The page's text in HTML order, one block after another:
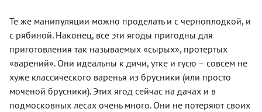
Те же манипуляции можно проделать и с черноплодкой, и
с рябиной. Наконец, все эти ягоды пригодны для
приготовления так называемых «сырых», протертых
«варений». Они идеальны к дичи, утке и гусю – совсем не
хуже классического варенья из брусники (или просто
моченой брусники). Этих ягод сейчас на дачах и в
подмосковных лесах очень много. Они не потеряют своих